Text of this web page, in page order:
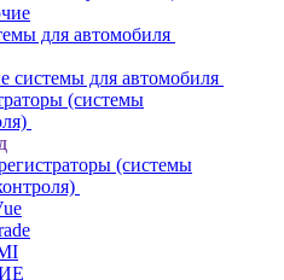
для автомобиля
системы для автомобиля
(системы
(системы